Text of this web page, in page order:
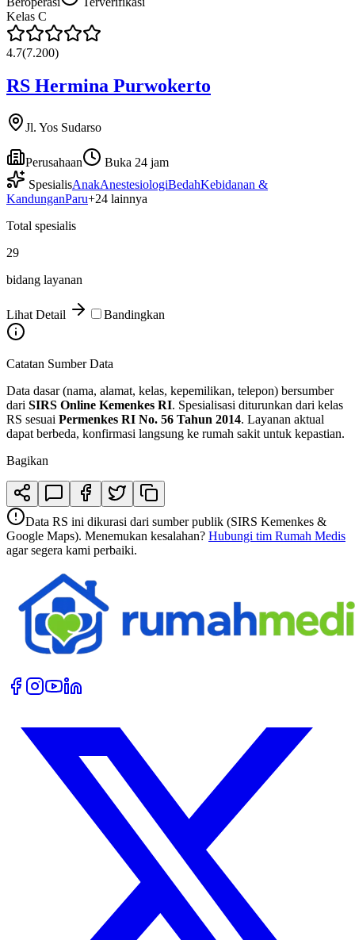
Kelas C
4.7(7.200)
RS Hermina Purwokerto
Jl. Yos Sudarso
Perusahaan
Buka 24 jam
SpesialisAnakAnestesiologiBedahKebidanan &
KandunganParu+24 lainnya
Total spesialis
29
bidang layanan
Lihat Detail Bandingkan
Catatan Sumber Data
Data dasar (nama, alamat, kelas, kepemilikan, telepon) bersumber
dari SIRS Online Kemenkes RI. Spesialisasi diturunkan dari kelas
RS sesuai Permenkes RI No. 56 Tahun 2014. Layanan aktual
dapat berbeda, konfirmasi langsung ke rumah sakit untuk kepastian.
Bagikan
Data RS ini dikurasi dari sumber publik (SIRS Kemenkes &
Google Maps). Menemukan kesalahan? Hubungi tim Rumah Medis
agar segera kami perbaiki.